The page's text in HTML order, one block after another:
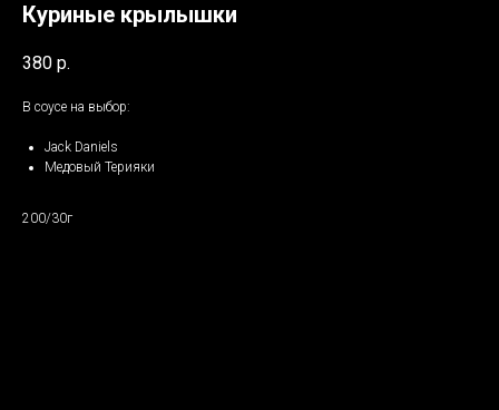
Куриные крылышки
380 р.
В соусе на выбор:
Jack Daniels
Медовый Терияки
200/30г